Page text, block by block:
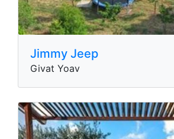
Jimmy Jeep
Givat Yoav